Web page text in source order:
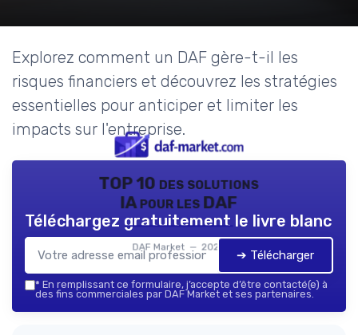
Explorez comment un DAF gère-t-il les
risques financiers et découvrez les stratégies
essentielles pour anticiper et limiter les
impacts sur l'entreprise.
TOP 10 des solutions
IA pour les DAF
DAF Market — 2026
Téléchargez gratuitement le livre blanc
➔ Télécharger
* En remplissant ce formulaire, j’accepte d’être contacté(e) à
des fins commerciales par DAF Market et ses partenaires.